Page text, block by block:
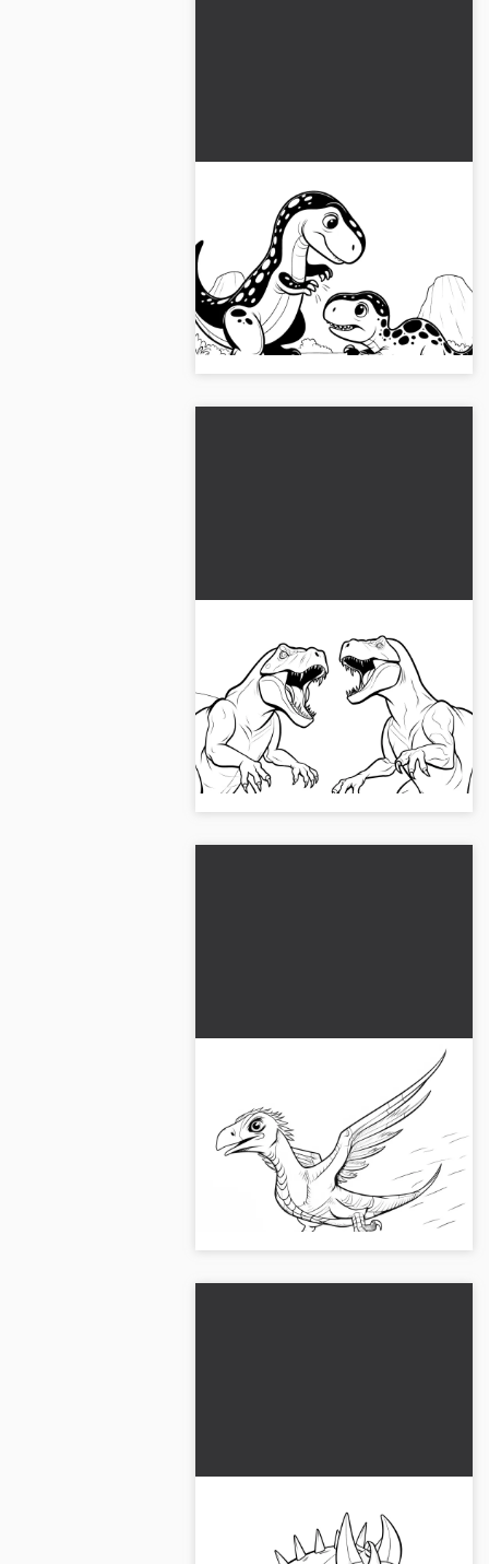
İki dinozor doğada
savaşıyor: Boyama resmi
Dinozorların dünyasına dalmak:
boyamak için harika ve ücretsiz
indirme mümkün. Resmi şimdi
alın!...
T-rex savaşıyor: güçlü
dinozor boyama resmi
Heyecan verici dinozorlar
savaşırken, boyamak için
mükemmel. Hemen ücretsiz JPG
formatındaki resmi alın!...
Resmi yazdır ve boyama
Bu ayrıntılı boyama sayfası ile uçan
sürüngenlerin dünyasına dalın.
Onu ücretsiz indirin ve yaratıcı
maceranıza başlayın!...
Brutal Triceratops:
ücretsiz boyama sayfası